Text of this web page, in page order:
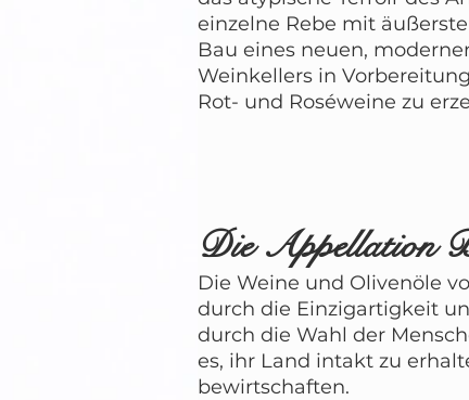
einzelne Rebe mit
Bau eines neuen,
Weinkellers in
Rot- und Roséweine zu
Die Appellation
Die Weine und Olivenöle
durch die Einzigartigkeit
durch die Wahl der
es, ihr Land intakt zu
bewirtschaften.